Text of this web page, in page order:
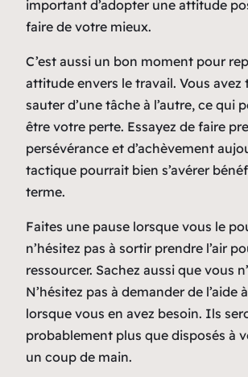
important d’adopter une attitude
faire de votre mieux.
C’est aussi un bon moment pour
attitude envers le travail. Vous avez
sauter d’une tâche à l’autre, ce qui
être votre perte. Essayez de faire
persévérance et d’achèvement
tactique pourrait bien s’avérer
terme.
Faites une pause lorsque vous le
n’hésitez pas à sortir prendre l’air
ressourcer. Sachez aussi que vous
N’hésitez pas à demander de l’aide
lorsque vous en avez besoin. Ils
probablement plus que disposés à
un coup de main.